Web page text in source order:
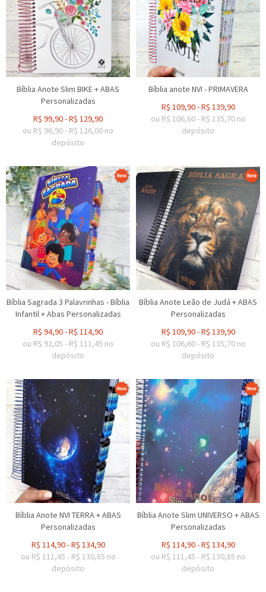
Bíblia Anote Slim BIKE + ABAS
Personalizadas
R$ 99,90-R$ 129,90
ou R$ 96,90- R$ 126,00 no
depósito
Bíblia anote NVI - PRIMAVERA
R$ 109,90-R$ 139,90
ou R$ 106,60- R$ 135,70 no
depósito
Bíblia Sagrada 3 Palavrinhas - Bíblia
Infantil + Abas Personalizadas
R$ 94,90-R$ 114,90
ou R$ 92,05 - R$ 111,45 no
depósito
Bíblia Anote Leão de Judá + ABAS
Personalizadas
R$ 109,90-R$ 139,90
ou R$ 106,60- R$ 135,70 no
depósito
Bíblia Anote NVI TERRA + ABAS
Personalizadas
R$ 114,90-R$ 134,90
ou R$ 111,45 - R$ 130,85 no
depósito
Bíblia Anote Slim UNIVERSO + ABAS
Personalizadas
R$ 114,90-R$ 134,90
ou R$ 111,45 - R$ 130,85 no
depósito